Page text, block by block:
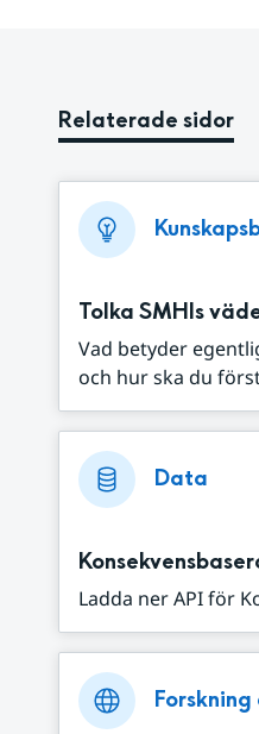
Relaterade sidor
Tolka SMHIs
Vad betyder
och hur ska du
Data
Ladda ner API för